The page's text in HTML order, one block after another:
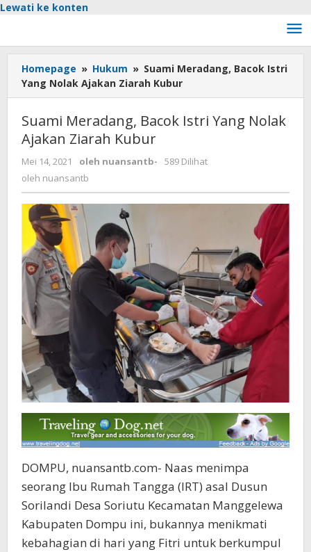
Lewati ke konten
Homepage » Hukum » Suami Meradang, Bacok Istri
Yang Nolak Ajakan Ziarah Kubur
Suami Meradang, Bacok Istri Yang Nolak
Ajakan Ziarah Kubur
Mei 14, 2021 oleh nuansantb-
589 Dilihat
oleh nuansantb
DOMPU, nuansantb.com- Naas menimpa
seorang Ibu Rumah Tangga (IRT) asal Dusun
Sorilandi Desa Soriutu Kecamatan Manggelewa
Kabupaten Dompu ini, bukannya menikmati
kebahagian di hari yang Fitri untuk berkumpul